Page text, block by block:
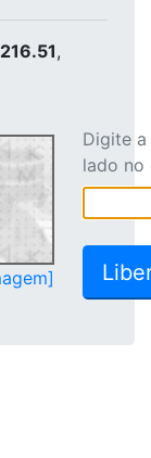
,
Digite
lado no